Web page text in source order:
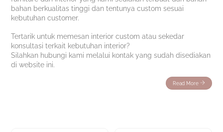
bahan berkualitas tinggi dan tentunya custom sesuai
kebutuhan customer.
Tertarik untuk memesan interior custom atau sekedar
konsultasi terkait kebutuhan interior?
Silahkan hubungi kami melalui kontak yang sudah disediakan
di website ini.
Read More